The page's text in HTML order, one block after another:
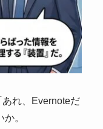
れ、Evernoteだ
。